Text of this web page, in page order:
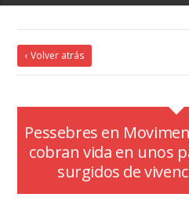
‹ Volver atrás
Pessebres en
cobran vida en unos
surgidos de